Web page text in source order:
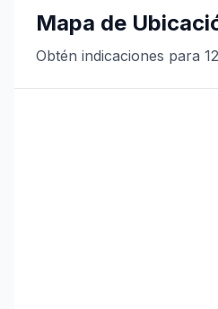
Mapa de
Obtén indicaciones para